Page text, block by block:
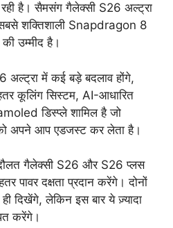
है। सैमसंग गैलेक्सी S26 अल्ट्रा
शक्तिशाली Snapdragon 8
उम्मीद है।
अल्ट्रा में कई बड़े बदलाव होंगे,
कूलिंग सिस्टम, AI-आधारित
डिस्प्ले शामिल है जो
अपने आप एडजस्ट कर लेता है।
गैलेक्सी S26 और S26 प्लस
पावर दक्षता प्रदान करेंगे। दोनों
दिखेंगे, लेकिन इस बार ये ज़्यादा
करेंगे।